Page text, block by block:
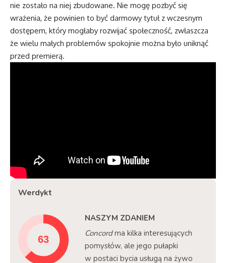
nie zostało na niej zbudowane. Nie mogę pozbyć się
wrażenia, że ​​powinien to być darmowy tytuł z wczesnym
dostępem, który mogłaby rozwijać społeczność, zwłaszcza
że wielu małych problemów spokojnie można było uniknąć
przed premierą.
Werdykt
NASZYM ZDANIEM
Concordma kilka interesujących
pomysłów, ale jego pułapki
w postaci bycia usługą na żywo